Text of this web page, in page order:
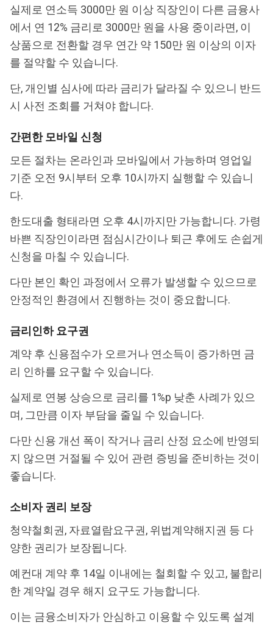
실제로 연소득 3000만 원 이상 직장인이 다른 금융사
에서 연 12% 금리로 3000만 원을 사용 중이라면, 이
상품으로 전환할 경우 연간 약 150만 원 이상의 이자
를 절약할 수 있습니다.
단, 개인별 심사에 따라 금리가 달라질 수 있으니 반드
시 사전 조회를 거쳐야 합니다.
간편한 모바일 신청
모든 절차는 온라인과 모바일에서 가능하며 영업일
기준 오전 9시부터 오후 10시까지 실행할 수 있습니
다.
한도대출 형태라면 오후 4시까지만 가능합니다. 가령
바쁜 직장인이라면 점심시간이나 퇴근 후에도 손쉽게
신청을 마칠 수 있습니다.
다만 본인 확인 과정에서 오류가 발생할 수 있으므로
안정적인 환경에서 진행하는 것이 중요합니다.
금리인하 요구권
계약 후 신용점수가 오르거나 연소득이 증가하면 금
리 인하를 요구할 수 있습니다.
실제로 연봉 상승으로 금리를 1%p 낮춘 사례가 있으
며, 그만큼 이자 부담을 줄일 수 있습니다.
다만 신용 개선 폭이 작거나 금리 산정 요소에 반영되
지 않으면 거절될 수 있어 관련 증빙을 준비하는 것이
좋습니다.
소비자 권리 보장
청약철회권, 자료열람요구권, 위법계약해지권 등 다
양한 권리가 보장됩니다.
예컨대 계약 후 14일 이내에는 철회할 수 있고, 불합리
한 계약일 경우 해지 요구도 가능합니다.
이는 금융소비자가 안심하고 이용할 수 있도록 설계